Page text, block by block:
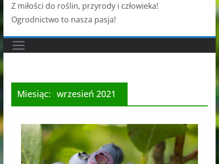
Z miłości do roślin, przyrody i człowieka!
Ogrodnictwo to nasza pasja!
Miesiąc: wrzesień 2021